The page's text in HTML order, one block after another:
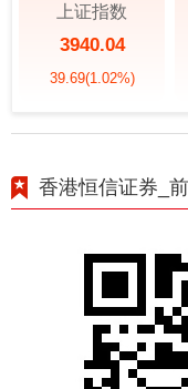
上证指数
3940.04
39.69(1.02%)
香港恒信证券_